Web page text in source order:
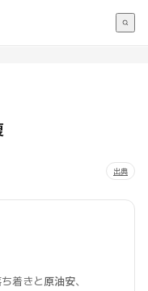
出典
着きと原油安、